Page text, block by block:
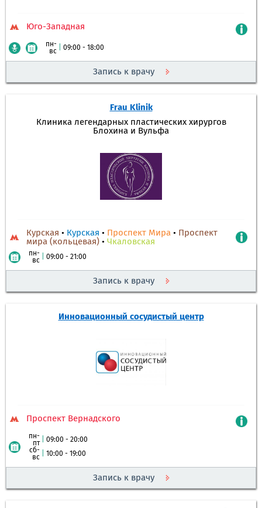
Юго-Западная
пн-
вс
09:00 - 18:00
Запись к врачу
Frau Klinik
Клиника легендарных пластических хирургов
Блохина и Вульфа
Курская • Курская • Проспект Мира • Проспект
мира (кольцевая) • Чкаловская
пн-
вс
09:00 - 21:00
Запись к врачу
Инновационный сосудистый центр
Проспект Вернадского
пн-
пт| 09:00 - 20:00
сб-
вс
10:00 - 19:00
Запись к врачу